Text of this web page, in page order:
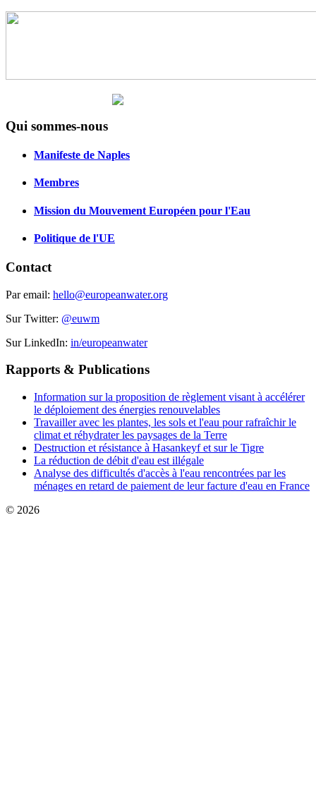
Qui sommes-nous
Manifeste de Naples
Membres
Mission du Mouvement Européen pour l'Eau
Politique de l'UE
Contact
Par email: hello@europeanwater.org
Sur Twitter: @euwm
Sur LinkedIn: in/europeanwater
Rapports & Publications
Information sur la proposition de règlement visant à accélérer
le déploiement des énergies renouvelables
Travailler avec les plantes, les sols et l'eau pour rafraîchir le
climat et réhydrater les paysages de la Terre
Destruction et résistance à Hasankeyf et sur le Tigre
La réduction de débit d'eau est illégale
Analyse des difficultés d'accès à l'eau rencontrées par les
ménages en retard de paiement de leur facture d'eau en France
© 2026